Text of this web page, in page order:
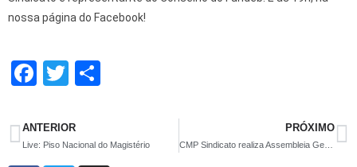
nossa página do Facebook!
F
ce
b
T
tt
er e
ANTERIOR
Live: Piso Nacional do Magistério
PRÓXIMO
CMP Sindicato realiza Assembleia Geral com associados(as) para debater reivindicações para 2022